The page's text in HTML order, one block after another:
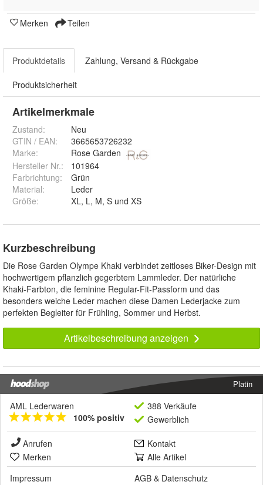
Merken Teilen
Produktdetails Zahlung, Versand & Rückgabe
Produktsicherheit
Artikelmerkmale
Zustand:
Neu
GTIN / EAN:
3665653726232
Marke:
Rose Garden
Hersteller Nr.:
101964
Farbrichtung:
Grün
Material:
Leder
Größe: XL, L, M, S und XS
Kurzbeschreibung
Die Rose Garden Olympe Khaki verbindet zeitloses Biker-Design mit
hochwertigem pflanzlich gegerbtem Lammleder. Der natürliche
Khaki-Farbton, die feminine Regular-Fit-Passform und das
besonders weiche Leder machen diese Damen Lederjacke zum
perfekten Begleiter für Frühling, Sommer und Herbst.
Artikelbeschreibung anzeigen
Platin
AML Lederwaren
100% positiv
388 Verkäufe
Gewerblich
Anrufen
Kontakt
Merken
Alle Artikel
Impressum
AGB & Datenschutz